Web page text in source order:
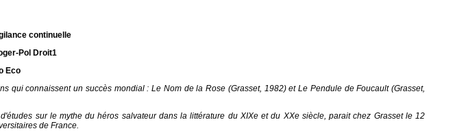
continuelle
Pol Droit1
Eco
connaissent un succès mondial : Le Nom de la Rose (Grasset, 1982) et Le Pendule de Foucault (Grasset,
sur le mythe du héros salvateur dans la littérature du XIXe et du XXe siècle, parait chez Grasset le 12
de France.